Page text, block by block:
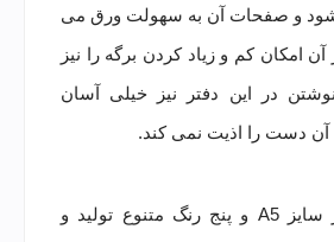
شود و صفحات آن به سهولت ورق می
امکان کم و زیاد کردن برگه را نیز
در این دفتر نیز خیلی آسان
دست را اذیت نمی کند.
این دفتر که در سایز A5 و پنج رنگ متنوع تولید و